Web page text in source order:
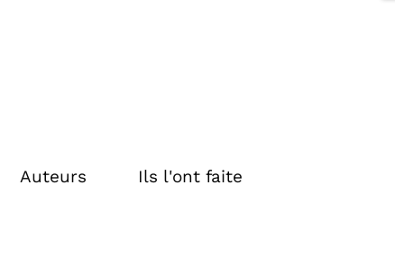
Auteurs Ils l'ont faite